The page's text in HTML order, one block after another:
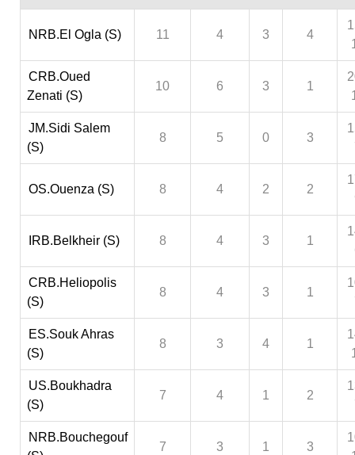
NRB.El Ogla (S) 11 4 3 4
CRB.Oued
Zenati (S)
10 6 3 1
JM.Sidi Salem
(S)
8 5 0 3
OS.Ouenza (S) 8 4 2 2
IRB.Belkheir (S) 8 4 3 1
CRB.Heliopolis
(S)
8 4 3 1
ES.Souk Ahras
(S)
8 3 4 1
US.Boukhadra
(S)
7 4 1 2
NRB.Bouchegouf
7 3 1 3